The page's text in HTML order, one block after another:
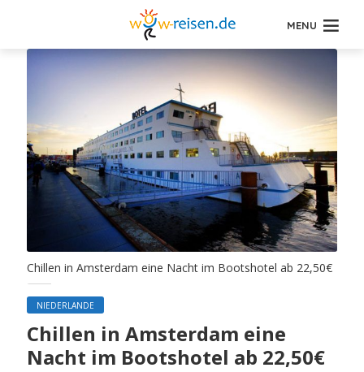
MENU
Chillen in Amsterdam eine Nacht im Bootshotel ab 22,50€
NIEDERLANDE
Chillen in Amsterdam eine
Nacht im Bootshotel ab 22,50€